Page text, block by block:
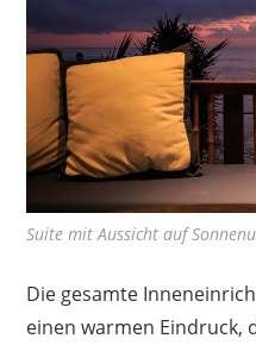
Suite mit Aussicht auf
Die gesamte
einen warmen Eindruck,